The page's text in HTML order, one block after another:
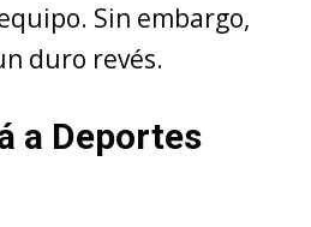
Sin embargo,
duro revés.
a Deportes